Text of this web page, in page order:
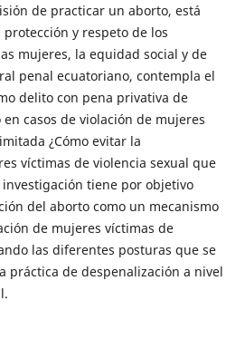
de practicar un aborto, está
y respeto de los
mujeres, la equidad social y de
penal ecuatoriano, contempla el
delito con pena privativa de
casos de violación de mujeres
¿Cómo evitar la
víctimas de violencia sexual que
tiene por objetivo
del aborto como un mecanismo
de mujeres víctimas de
las diferentes posturas que se
práctica de despenalización a nivel